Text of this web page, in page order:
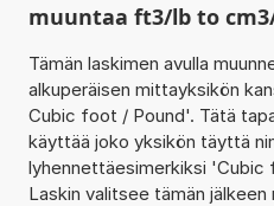
muuntaa ft3/lb to
Tämän laskimen avulla
alkuperäisen mittayksikön
Cubic foot / Pound'. Tätä
käyttää joko yksikön täyttä
lyhennettäesimerkiksi
Laskin valitsee tämän